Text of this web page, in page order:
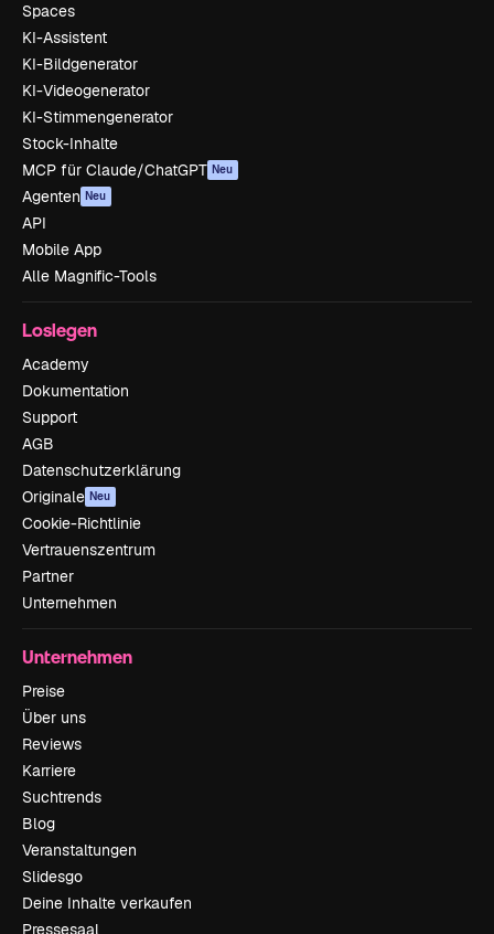
Spaces
KI-Assistent
KI-Bildgenerator
KI-Videogenerator
KI-Stimmengenerator
Stock-Inhalte
MCP für Claude/ChatGPT Neu
Agenten Neu
API
Mobile App
Alle Magnific-Tools
Loslegen
Academy
Dokumentation
Support
AGB
Datenschutzerklärung
Originale Neu
Cookie-Richtlinie
Vertrauenszentrum
Partner
Unternehmen
Unternehmen
Preise
Über uns
Reviews
Karriere
Suchtrends
Blog
Veranstaltungen
Slidesgo
Deine Inhalte verkaufen
Pressesaal